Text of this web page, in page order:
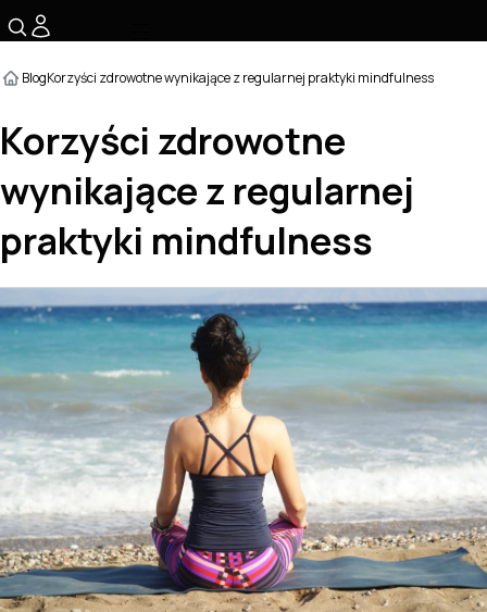
BlogKorzyści zdrowotne wynikające z regularnej praktyki mindfulness
Korzyści zdrowotne
wynikające z regularnej
praktyki mindfulness